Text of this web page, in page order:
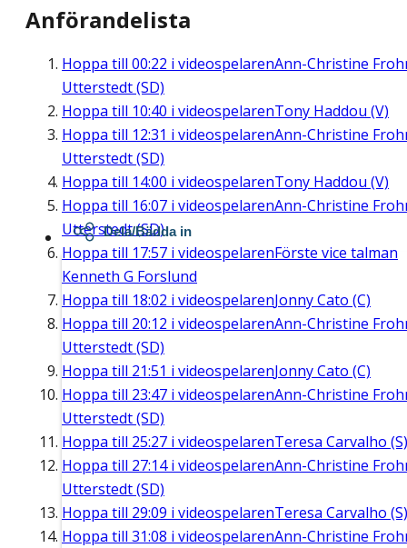
Anförandelista
Hoppa till 00:22 i videospelarenAnn-Christine
Utterstedt (SD)
Hoppa till 10:40 i videospelarenTony Haddou (V)
Hoppa till 12:31 i videospelarenAnn-Christine
Utterstedt (SD)
Hoppa till 14:00 i videospelarenTony Haddou (V)
Hoppa till 16:07 i videospelarenAnn-Christine
Utterstedt (SD)
Hoppa till 17:57 i videospelarenFörste vice talman
Kenneth G Forslund
Hoppa till 18:02 i videospelarenJonny Cato (C)
Hoppa till 20:12 i videospelarenAnn-Christine
Utterstedt (SD)
Hoppa till 21:51 i videospelarenJonny Cato (C)
Hoppa till 23:47 i videospelarenAnn-Christine
Utterstedt (SD)
Hoppa till 25:27 i videospelarenTeresa Carvalho (S)
Hoppa till 27:14i videospelarenAnn-Christine
Utterstedt (SD)
Hoppa till 29:09 i videospelarenTeresa Carvalho (S)
Hoppa till 31:08 i videospelarenAnn-Christine
Dela/Bädda in